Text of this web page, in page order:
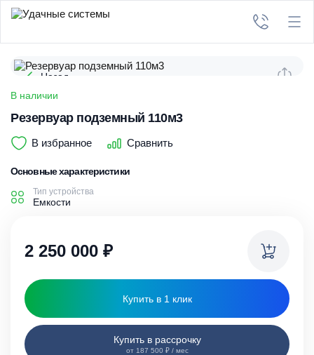
Назад
В наличии
Резервуар подземный 110м3
В избранное Сравнить
Основные характеристики
Тип устройства
Емкости
2 250 000 ₽
Купить в 1 клик
Купить в рассрочку
от 187 500 ₽ / мес